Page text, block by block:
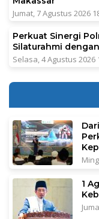
Jumat, 7 Agustus 2026
Perkuat Sinergi
Silaturahmi
Selasa, 4 Agustus 2026
1